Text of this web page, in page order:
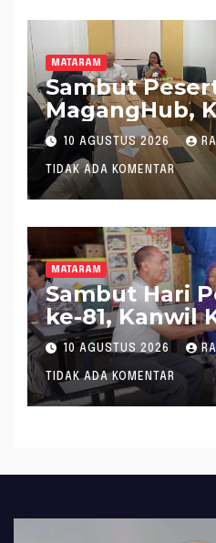
MATARAM
Sambut
MagangHub,
Kemenkum
Disiplin dan
Dunia Kerja
10 AGUSTUS 2026
TIDAK ADA KOMENTAR
MATARAM
Sambut Hari
ke-81, Kanwil
NTB Kembali
Bantuan
Masyarakat di
10 AGUSTUS 2026
TIDAK ADA KOMENTAR